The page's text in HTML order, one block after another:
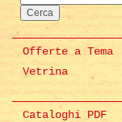
Offerte a Tema
Vetrina
Cataloghi PDF